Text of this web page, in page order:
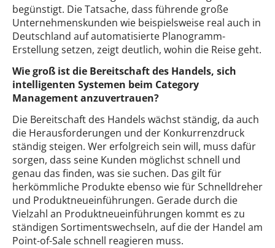
begünstigt. Die Tatsache, dass führende große
Unternehmenskunden wie beispielsweise real auch in
Deutschland auf automatisierte Planogramm-
Erstellung setzen, zeigt deutlich, wohin die Reise geht.
Wie groß ist die Bereitschaft des Handels, sich
intelligenten Systemen beim Category
Management anzuvertrauen?
Die Bereitschaft des Handels wächst ständig, da auch
die Herausforderungen und der Konkurrenzdruck
ständig steigen. Wer erfolgreich sein will, muss dafür
sorgen, dass seine Kunden möglichst schnell und
genau das finden, was sie suchen. Das gilt für
herkömmliche Produkte ebenso wie für Schnelldreher
und Produktneueinführungen. Gerade durch die
Vielzahl an Produktneueinführungen kommt es zu
ständigen Sortimentswechseln, auf die der Handel am
Point-of-Sale schnell reagieren muss.